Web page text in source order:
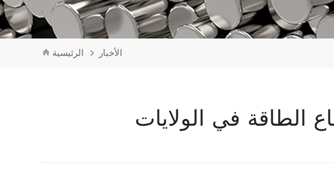
الرئيسية الأخبار
الطاقة في الولايات